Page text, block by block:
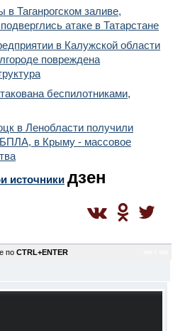
Таганрогском заливе,
атаке в Татарстане
в Калужской области
повреждена
беспилотниками,
в Ленобласти получили
БПЛА, в Крыму - массовое
источники дзен
по CTRL+ENTER